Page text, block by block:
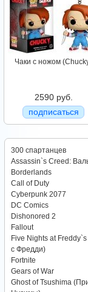
Чаки с ножом
2590 руб.
подписаться
300 спартанцев
Assassin`s Creed:
Borderlands
Call of Duty
Cyberpunk 2077
DC Comics
Dishonored 2
Fallout
Five Nights at
с Фредди)
Fortnite
Gears of War
Ghost of Tsushima